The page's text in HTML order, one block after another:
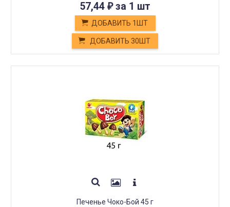
57,44 ₽за 1 шт
ДОБАВИТЬ 1ШТ
ДОБАВИТЬ 30ШТ
Печенье Чоко-Бой 45 г